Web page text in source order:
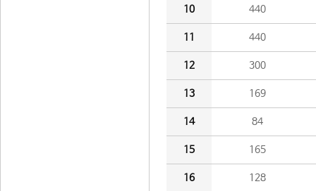
10 440
11 440
12 300
13 169
14 84
15 165
16 128